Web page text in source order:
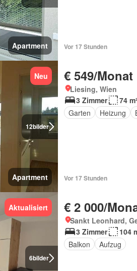
Apartment Vor 17 Stunden
12bilder
Neu
Apartment
€ 549/Monat
Liesing, Wien
3 Zimmer
74
Garten
Heizung
Vor 17 Stunden
6bilder
Aktualisiert € 2 000/
Sankt Leonhard,
3 Zimmer
104
Balkon
Aufzug